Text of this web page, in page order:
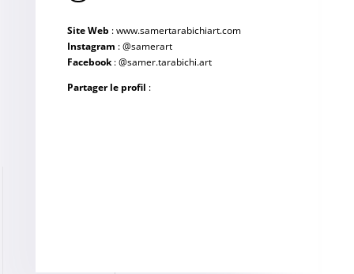
Site Web :www.samertarabichiart.com
Instagram :@samerart
Facebook:@samer.tarabichi.art
Partager le profil :